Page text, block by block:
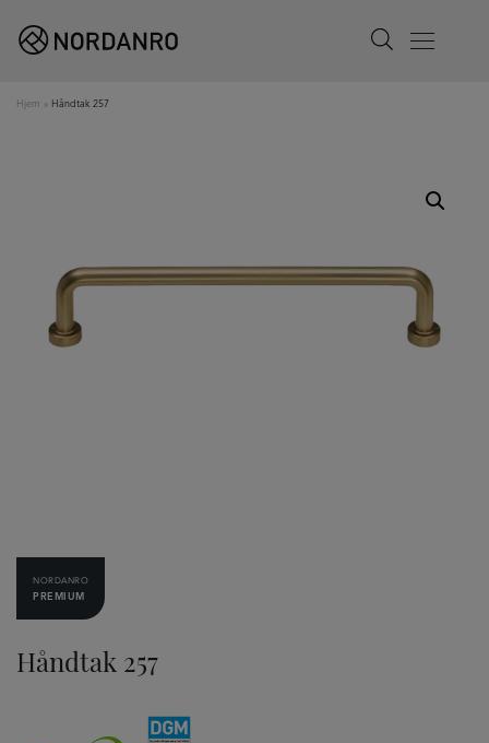
Search
Menu
Hjem » Håndtak 257
Håndtak 257
NORDANRO
PREMIUM